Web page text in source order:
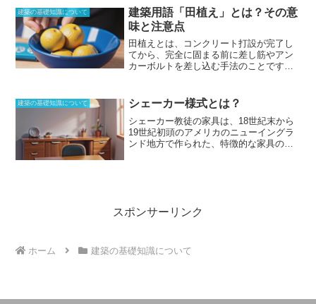
されることがよくあります。花は、美し
さと繊細さの象徴として使用されること
がよくあります。川は、人生の流れの象
徴として使用されることがよくありま
す。モチーフは、芸術作品をより興味深
く、魅力的なものにするために使用する
ーフはまた、芸術作品を他の芸術作品と
区別するのにも役立ちます。
描いたもので、モデルルームのないマン
ションのイメージ図や、未完成物件の完
成予想図として用いられます。建物の外
観を描いたものを外観パース、内観を描
いたものを内観パースと言います。図面
をもとに書き起こされるため、室内の位
よりリアリティを持たせたパースを描く
ことができるようになりました。インテ
リアを描く場合は、1消失点透視図法また
は2消失点透視図法が多く用いられます。
建築の基礎知識について
建築用語「田植え」とは？その意
味と注意点
田植えとは、コンクリート打設が完了し
てから、完全に固まる前に差し筋やアン
カーボルトを差し込む手法のことです。
しかし、田植えを行なうと鉄筋の周りに
気泡が生じ、鉄筋とコンクリートの付着
力が低下することから、避けるべき手法
とされています。また、田植え式では正
確にアンカーをセットするのが難しく、
由により、あとから鉄筋を刺す必要があ
穴を空けるなどして対応する必要があり
ます。
建築の基礎知識について シェーカー様式とは？
シェーカー教徒の家具は、18世紀末から
19世紀初頭のアメリカのニューイングラ
ンド地方で作られた、特徴的な家具のス
教徒の自給自足による共同社会の生活様
す。直線的かつシンプルなデザインは、
メンテナンスが容易で、耐久性がありま
念に磨き上げられることで、美しさも兼
スポンサーリンク
ホーム 建築の基礎知識について